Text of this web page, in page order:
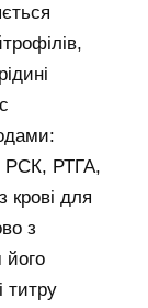
РСК, РТГА,
крові для
з
його
титру